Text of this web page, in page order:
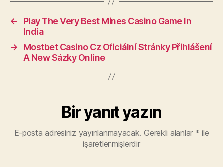
←
Play The Very Best Mines Casino Game In
India
→
Mostbet Casino Cz Oficiální Stránky Přihlášení
A New Sázky Online
Bir yanıt yazın
E-posta adresiniz yayınlanmayacak. Gerekli alanlar * ile
işaretlenmişlerdir